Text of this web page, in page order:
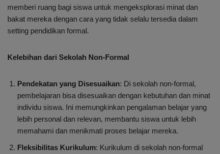
memberi ruang bagi siswa untuk mengeksplorasi minat dan
bakat mereka dengan cara yang tidak selalu tersedia dalam
setting pendidikan formal.
Kelebihan dari Sekolah Non-Formal
Pendekatan yang Disesuaikan: Di sekolah non-formal,
pembelajaran bisa disesuaikan dengan kebutuhan dan minat
individu siswa. Ini memungkinkan pengalaman belajar yang
lebih personal dan relevan, membantu siswa untuk lebih
memahami dan menikmati proses belajar mereka.
Fleksibilitas Kurikulum: Kurikulum di sekolah non-formal